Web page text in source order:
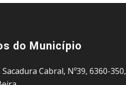
do Município
Cabral, Nº39, 6360-350,